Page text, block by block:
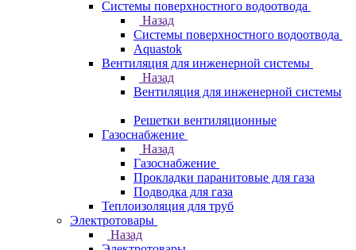
Системы поверхностного водоотвода
Назад
Системы поверхностного водоотвода
Aquastok
Вентиляция для инженерной системы
Назад
Вентиляция для инженерной системы
Решетки вентиляционные
Газоснабжение
Назад
Газоснабжение
Прокладки паранитовые для газа
Подводка для газа
Теплоизоляция для труб
Электротовары
Назад